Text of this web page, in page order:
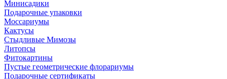
Минисадики
Подарочные упаковки
Моссариумы
Кактусы
Стыдливые Мимозы
Литопсы
Фитокартины
Пустые геометрические флорариумы
Подарочные сертификаты